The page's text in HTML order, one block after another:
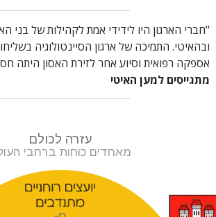
"חברי הארגון היו לידידי אמת לקהילות של בני
ובהאיטי. התמיכה של ארגון הסיינטולוגיה
אספקה רפואית וסיוע אחר לזירת האסון היתה
מתגייסים למען האיטי
עזרה לכולם
מאחדים כוחות ברחבי